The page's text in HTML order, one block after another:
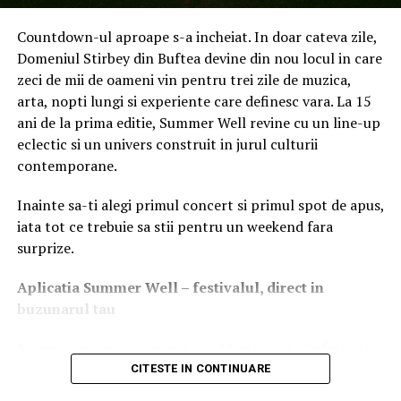
„Cristina aduce nu doar experiență solidă, ci și o
perspectivă matură asupra rolului leadershipului în
performanța organizațională. Parteneriatul nostru
consolidează capacitatea PFP Advisory de a livra soluții
strategice în momente-cheie pentru clienții noștri, atât
în România, cât și în regiunea CEE
Prin această numire, PFP Advisory își
consolidează poziția într-o piață aflată într-un proces
lideri capabili să gestioneze schimbarea și să creeze
valoare sustenabilă este în creștere.
Despre PFP Advisory:
Countdown-ul aproape s-a incheiat. In doar cateva zile,
Domeniul Stirbey din Buftea devine din nou locul in care
zeci de mii de oameni vin pentru trei zile de muzica,
arta, nopti lungi si experiente care definesc vara. La 15
ani de la prima editie, Summer Well revine cu un line-up
eclectic si un univers construit in jurul culturii
contemporane.
Inainte sa-ti alegi primul concert si primul spot de apus,
iata tot ce trebuie sa stii pentru un weekend fara
surprize.
Aplicatia Summer Well– festivalul, direct in
buzunarul tau
este sa descarci aplicatia Summer Well, disponibila in
CITESTE IN CONTINUARE